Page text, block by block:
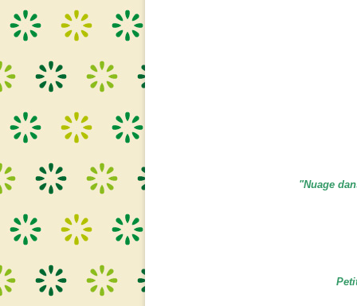
"Nuage